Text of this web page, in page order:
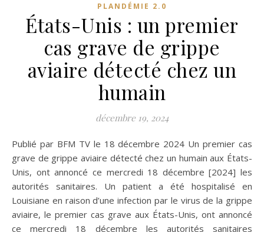
PLANDÉMIE 2.0
États-Unis : un premier
cas grave de grippe
aviaire détecté chez un
humain
décembre 19, 2024
Publié par BFM TV le 18 décembre 2024 Un premier cas
grave de grippe aviaire détecté chez un humain aux États-
Unis, ont annoncé ce mercredi 18 décembre [2024] les
autorités sanitaires. Un patient a été hospitalisé en
Louisiane en raison d’une infection par le virus de la grippe
aviaire, le premier cas grave aux États-Unis, ont annoncé
ce mercredi 18 décembre les autorités sanitaires